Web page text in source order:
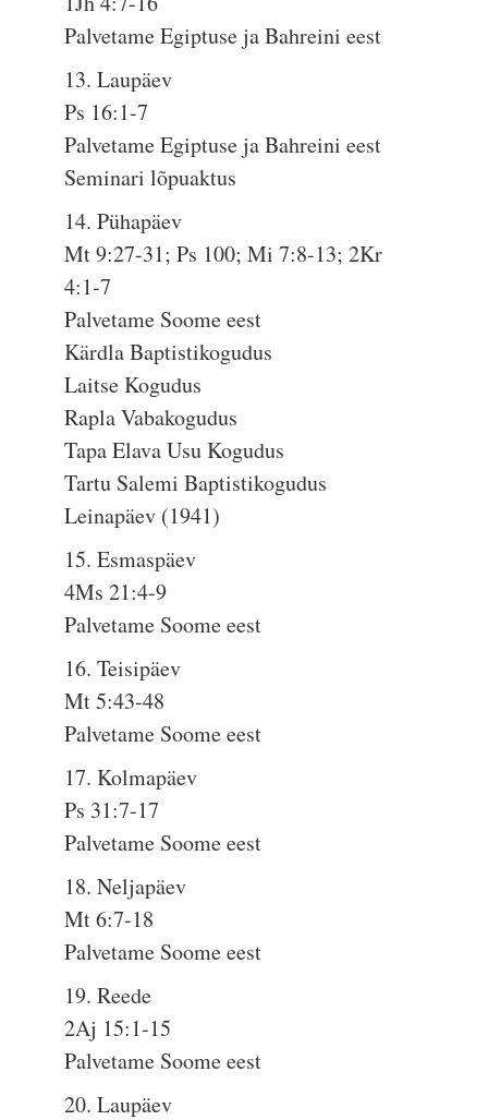
Palvetame Egiptuse ja Bahreini eest
13. Laupäev
Ps 16:1-7
Palvetame Egiptuse ja Bahreini eest
Seminari lõpuaktus
14. Pühapäev
Mt 9:27-31; Ps 100; Mi 7:8-13; 2Kr
4:1-7
Palvetame Soome eest
Kärdla Baptistikogudus
Laitse Kogudus
Rapla Vabakogudus
Tapa Elava Usu Kogudus
Tartu Salemi Baptistikogudus
Leinapäev (1941)
15. Esmaspäev
4Ms 21:4-9
Palvetame Soome eest
16. Teisipäev
Mt 5:43-48
Palvetame Soome eest
17. Kolmapäev
Ps 31:7-17
Palvetame Soome eest
18. Neljapäev
Mt 6:7-18
Palvetame Soome eest
19. Reede
2Aj 15:1-15
Palvetame Soome eest
20. Laupäev